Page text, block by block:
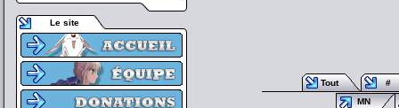
Le site
Tout
#
MN